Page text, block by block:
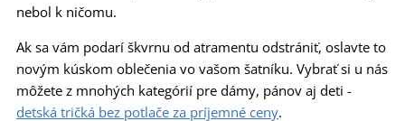
nebol k ničomu.
Ak sa vám podarí škvrnu od atramentu odstrániť, oslavte to
novým kúskom oblečenia vo vašom šatníku. Vybrať si u nás
môžete z mnohých kategórií pre dámy, pánov aj deti -
detská tričká bez potlače za príjemné ceny.